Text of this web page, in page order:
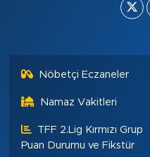
Nöbetçi Eczaneler
Namaz Vakitleri
TFF 2.Lig Kırmızı Grup
Puan Durumu ve Fikstür